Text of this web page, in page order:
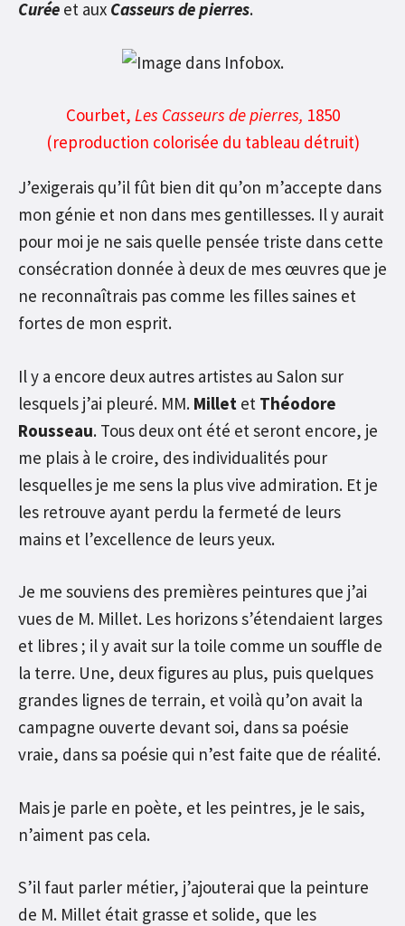
Curée et aux Casseurs de pierres.
Courbet, Les Casseurs de pierres, 1850
(reproduction colorisée du tableau détruit)
J’exigerais qu’il fût bien dit qu’on m’accepte dans
mon génie et non dans mes gentillesses. Il y aurait
pour moi je ne sais quelle pensée triste dans cette
consécration donnée à deux de mes œuvres que je
ne reconnaîtrais pas comme les filles saines et
fortes de mon esprit.
Il y a encore deux autres artistes au Salon sur
lesquels j’ai pleuré. MM. Millet et Théodore
Rousseau. Tous deux ont été et seront encore, je
me plais à le croire, des individualités pour
lesquelles je me sens la plus vive admiration. Et je
les retrouve ayant perdu la fermeté de leurs
mains et l’excellence de leurs yeux.
Je me souviens des premières peintures que j’ai
vues de M. Millet. Les horizons s’étendaient larges
et libres ; il y avait sur la toile comme un souffle de
la terre. Une, deux figures au plus, puis quelques
grandes lignes de terrain, et voilà qu’on avait la
campagne ouverte devant soi, dans sa poésie
vraie, dans sa poésie qui n’est faite que de réalité.
Mais je parle en poète, et les peintres, je le sais,
n’aiment pas cela.
S’il faut parler métier, j’ajouterai que la peinture
de M. Millet était grasse et solide, que les